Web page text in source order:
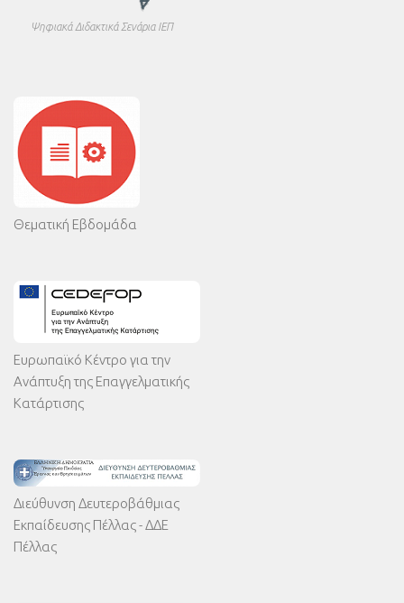
Ψηφιακά Διδακτικά Σενάρια ΙΕΠ
Θεματική Εβδομάδα
Ευρωπαϊκό Κέντρο για την
Ανάπτυξη της Επαγγελματικής
Κατάρτισης
Διεύθυνση Δευτεροβάθμιας
Εκπαίδευσης Πέλλας - ΔΔΕ
Πέλλας